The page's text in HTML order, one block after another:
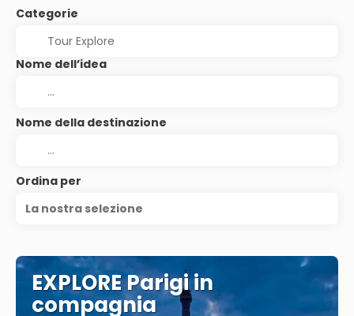
Categorie
Nome dell’idea
Nome della destinazione
Ordina per
La nostra selezione
EXPLORE Parigi in
compagnia